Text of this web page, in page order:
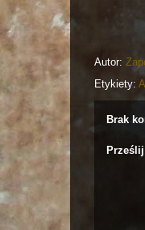
Autor:
Etykiety:
Brak